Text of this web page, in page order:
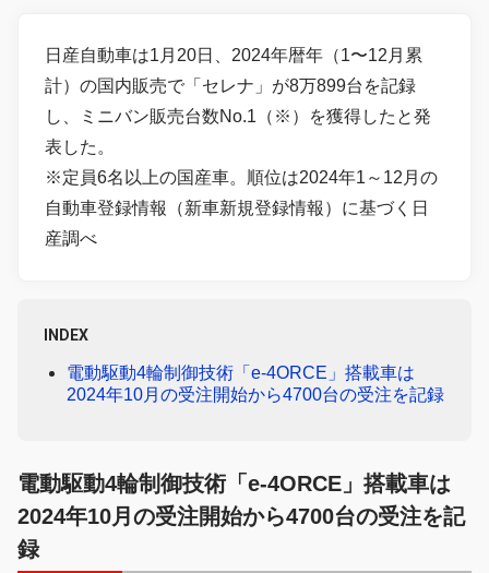
日産自動車は1月20日、2024年暦年（1〜12月累
計）の国内販売で「セレナ」が8万899台を記録
し、ミニバン販売台数No.1（※）を獲得したと発
表した。
※定員6名以上の国産車。順位は2024年1～12月の
自動車登録情報（新車新規登録情報）に基づく日
産調べ
INDEX
電動駆動4輪制御技術「e-4ORCE」搭載車は
2024年10月の受注開始から4700台の受注を記録
電動駆動4輪制御技術「e-4ORCE」搭載車は
2024年10月の受注開始から4700台の受注を記
録